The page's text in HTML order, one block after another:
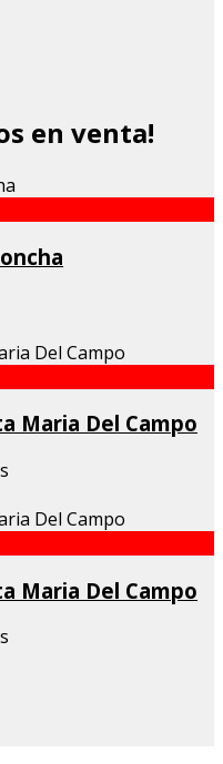
en venta!
Maria Del Campo
Maria Del Campo